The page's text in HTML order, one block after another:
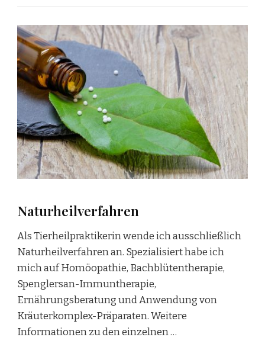
Naturheilverfahren
Als Tierheilpraktikerin wende ich ausschließlich
Naturheilverfahren an. Spezialisiert habe ich
mich auf Homöopathie, Bachblütentherapie,
Spenglersan-Immuntherapie,
Ernährungsberatung und Anwendung von
Kräuterkomplex-Präparaten. Weitere
Informationen zu den einzelnen …